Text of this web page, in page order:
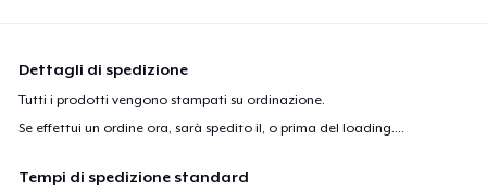
Dettagli di spedizione
Tutti i prodotti vengono stampati su ordinazione.
Se effettui un ordine ora, sarà spedito il, o prima delloading....
Tempi di spedizione standard